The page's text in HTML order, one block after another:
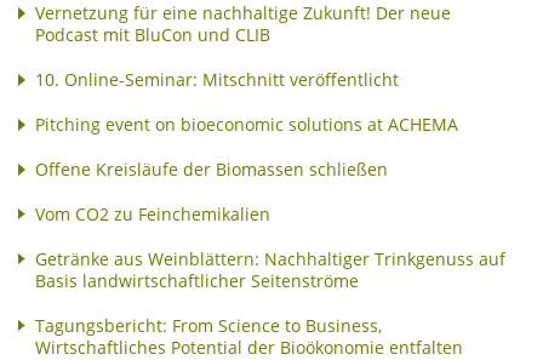
Vernetzung für eine nachhaltige Zukunft! Der neue
Podcast mit BluCon und CLIB
10. Online-Seminar: Mitschnitt veröffentlicht
Pitching event on bioeconomic solutions at ACHEMA
Offene Kreisläufe der Biomassen schließen
Vom CO2 zu Feinchemikalien
Getränke aus Weinblättern: Nachhaltiger Trinkgenuss auf
Basis landwirtschaftlicher Seitenströme
Tagungsbericht: From Science to Business,
Wirtschaftliches Potential der Bioökonomie entfalten